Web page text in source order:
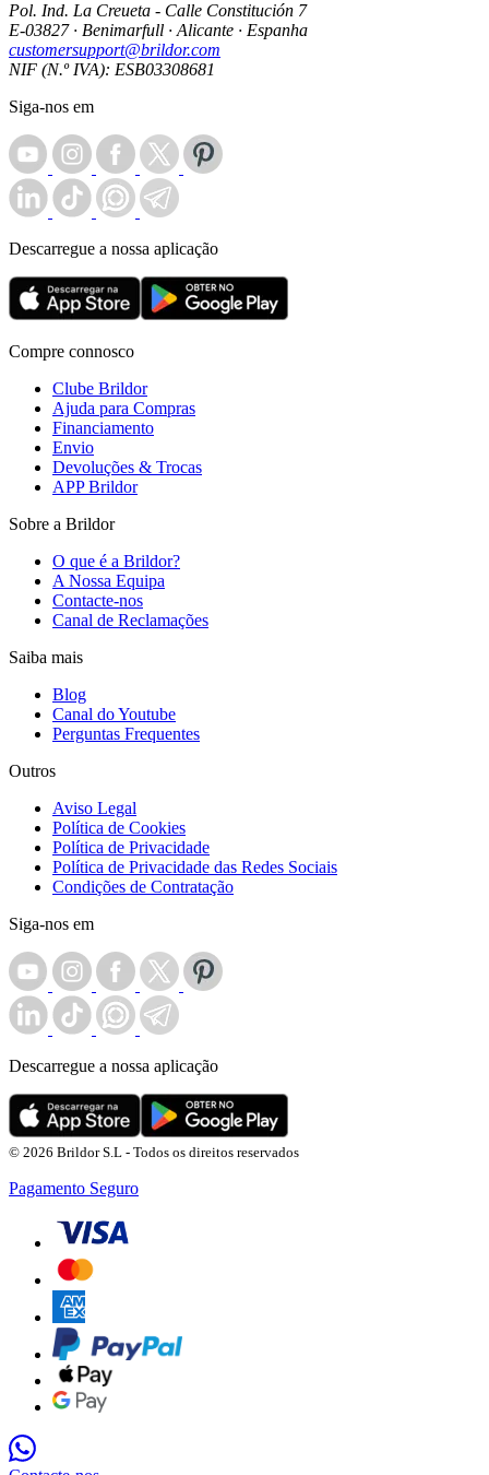
Pol. Ind. La Creueta - Calle Constitución 7
E-03827 · Benimarfull · Alicante · Espanha
customersupport@brildor.com
NIF (N.º IVA): ESB03308681
Siga-nos em
Descarregue a nossa aplicação
Compre connosco
Clube Brildor
Ajuda para Compras
Financiamento
Envio
Devoluções & Trocas
APP Brildor
Sobre a Brildor
O que é a Brildor?
A Nossa Equipa
Contacte-nos
Canal de Reclamações
Saiba mais
Blog
Canal do Youtube
Perguntas Frequentes
Outros
Aviso Legal
Política de Cookies
Política de Privacidade
Política de Privacidade das Redes Sociais
Condições de Contratação
Siga-nos em
Descarregue a nossa aplicação
© 2026 Brildor S.L - Todos os direitos reservados
Pagamento Seguro